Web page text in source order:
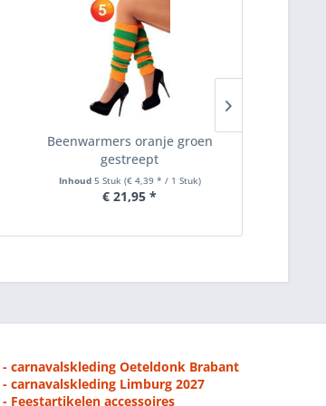
Beenwarmers oranje groen
gestreept
Inhoud 5 Stuk (€ 4,39 * / 1 Stuk)
€ 21,95 *
- carnavalskleding Oeteldonk Brabant
- carnavalskleding Limburg 2027
- Feestartikelen accessoires